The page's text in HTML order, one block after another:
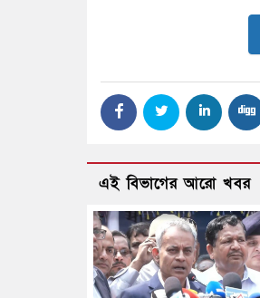
এই বিভাগের আরো খবর